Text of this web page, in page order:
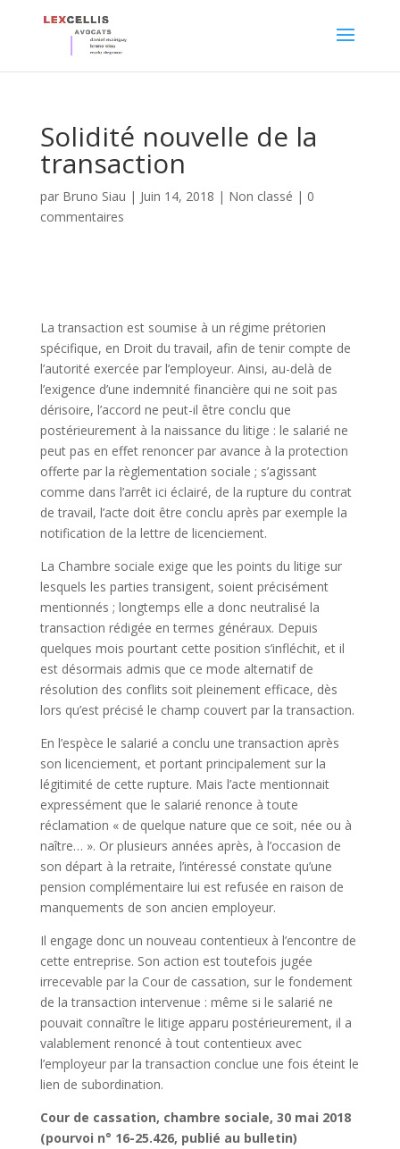
Solidité nouvelle de la
transaction
par Bruno Siau | Juin 14, 2018 | Non classé | 0
commentaires
La transaction est soumise à un régime prétorien
spécifique, en Droit du travail, afin de tenir compte de
l’autorité exercée par l’employeur. Ainsi, au-delà de
l’exigence d’une indemnité financière qui ne soit pas
dérisoire, l’accord ne peut-il être conclu que
postérieurement à la naissance du litige : le salarié ne
peut pas en effet renoncer par avance à la protection
offerte par la règlementation sociale ; s’agissant
comme dans l’arrêt ici éclairé, de la rupture du contrat
de travail, l’acte doit être conclu après par exemple la
notification de la lettre de licenciement.
La Chambre sociale exige que les points du litige sur
lesquels les parties transigent, soient précisément
mentionnés ; longtemps elle a donc neutralisé la
transaction rédigée en termes généraux. Depuis
quelques mois pourtant cette position s’infléchit, et il
est désormais admis que ce mode alternatif de
résolution des conflits soit pleinement efficace, dès
lors qu’est précisé le champ couvert par la transaction.
En l’espèce le salarié a conclu une transaction après
son licenciement, et portant principalement sur la
légitimité de cette rupture. Mais l’acte mentionnait
expressément que le salarié renonce à toute
réclamation « de quelque nature que ce soit, née ou à
naître… ». Or plusieurs années après, à l’occasion de
son départ à la retraite, l’intéressé constate qu’une
pension complémentaire lui est refusée en raison de
manquements de son ancien employeur.
Il engage donc un nouveau contentieux à l’encontre de
cette entreprise. Son action est toutefois jugée
irrecevable par la Cour de cassation, sur le fondement
de la transaction intervenue : même si le salarié ne
pouvait connaître le litige apparu postérieurement, il a
valablement renoncé à tout contentieux avec
l’employeur par la transaction conclue une fois éteint le
lien de subordination.
Cour de cassation, chambre sociale, 30 mai 2018
(pourvoi n° 16-25.426, publié au bulletin)